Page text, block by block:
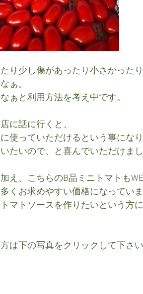
り少し傷があったり小さかったり
ぁ。
ぁと利用方法を考え中です。
に話に行くと、
使っていただけるという事になり
たいので、と喜んでいただけまし
え、こちらのB品ミニトマトも
くお求めやすい価格になっていま
マトソースを作りたいという方
は下の写真をクリックして下さい